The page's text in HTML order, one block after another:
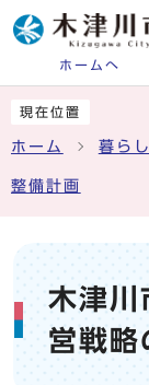
ホームへ
現在位置
ホーム 暮ら
整備計画
木津川
営戦略